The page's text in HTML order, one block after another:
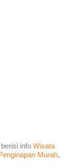
info Wisata
Murah,